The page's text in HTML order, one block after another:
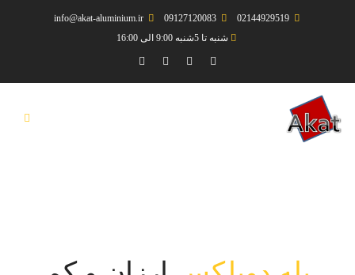
02144929519
09127120083
info@akat-aluminium.ir
شنبه تا 5شنبه 9:00 الی 16:00